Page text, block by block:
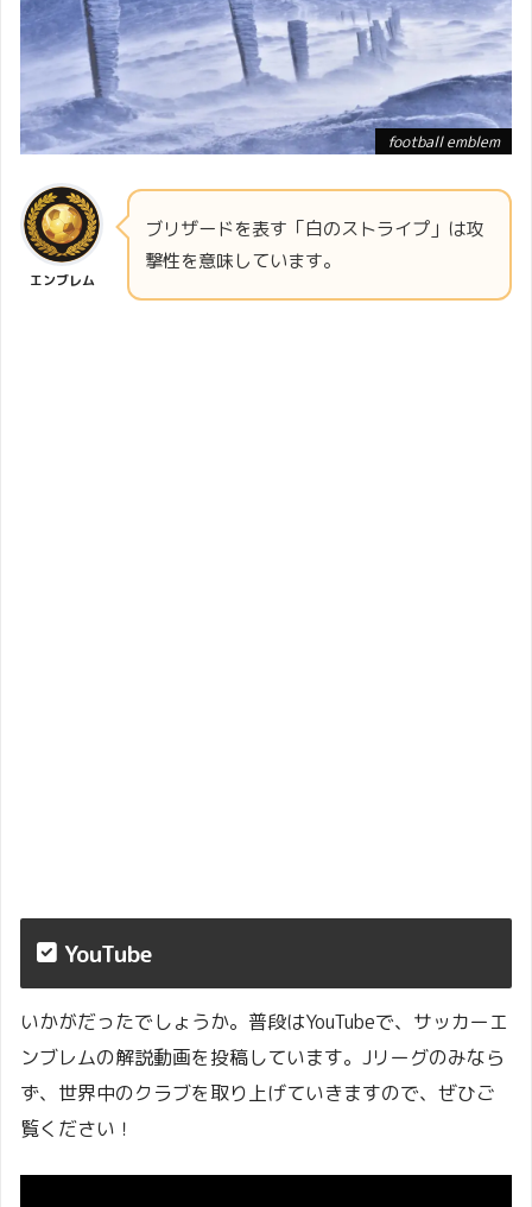
football emblem
エンブレム
ブリザードを表す「白のストライプ」は攻
撃性を意味しています。
YouTube
いかがだったでしょうか。普段はYouTubeで、サッカーエ
ンブレムの解説動画を投稿しています。Jリーグのみなら
ず、世界中のクラブを取り上げていきますので、ぜひご
覧ください！